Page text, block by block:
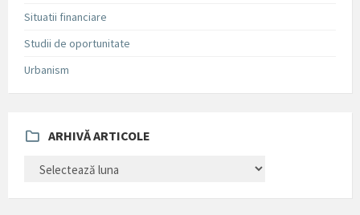
Situatii financiare
Studii de oportunitate
Urbanism
ARHIVĂ ARTICOLE
ARTICOLE